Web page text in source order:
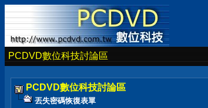
PCDVD數位科技討論區
PCDVD數位科技討論區
丟失密碼恢復表單